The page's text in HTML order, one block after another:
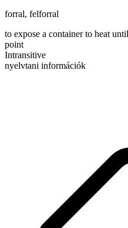
forral, felforral
to expose a container to heat
point
Intransitive
nyelvtani információk